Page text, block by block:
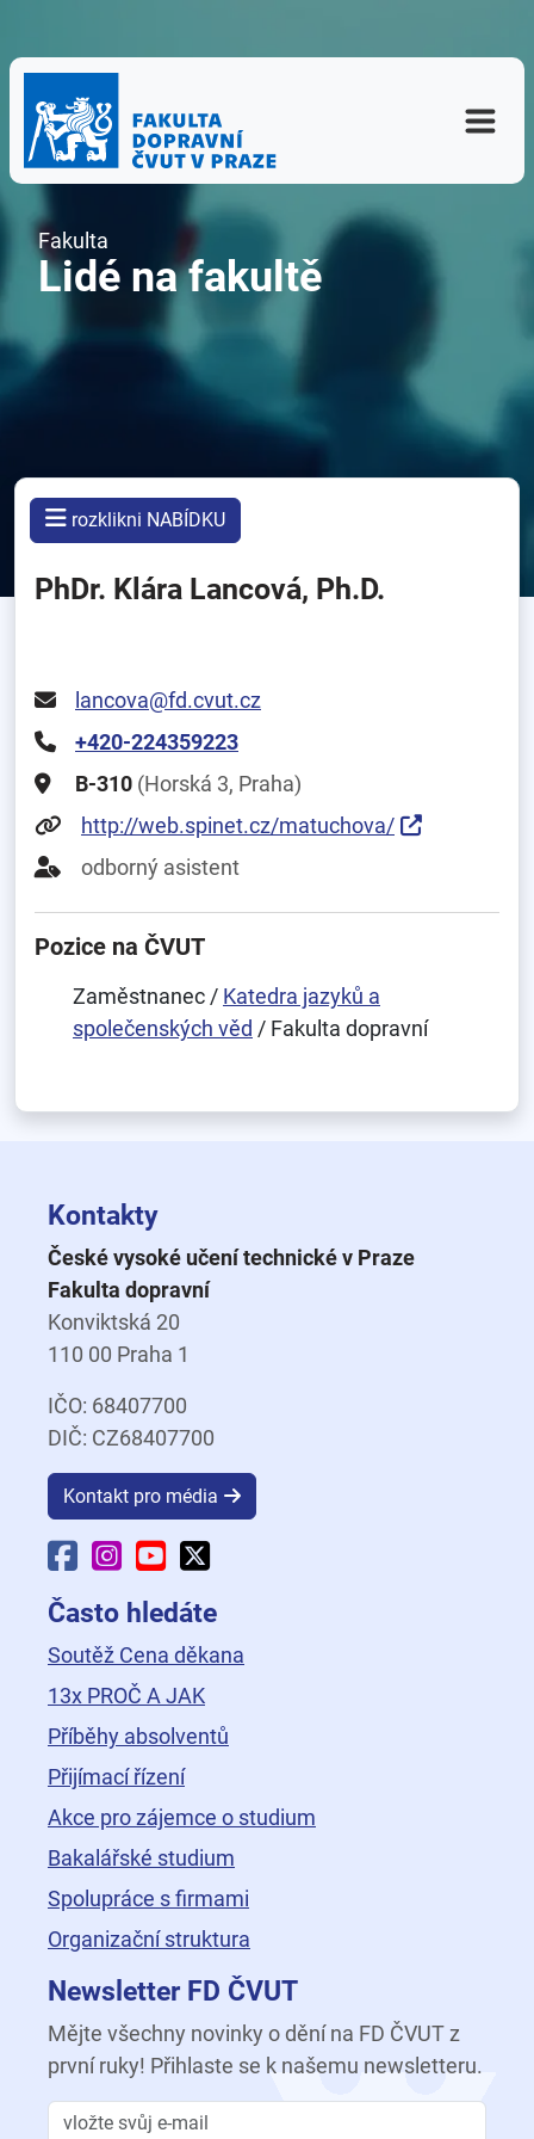
Fakulta
Lidé na fakultě
rozklikni NABÍDKU
PhDr. Klára Lancová, Ph.D.
lancova@fd.cvut.cz
+420-224359223
B-310 (Horská 3, Praha)
http://web.spinet.cz/matuchova/
odborný asistent
Pozice na ČVUT
Zaměstnanec / Katedra jazyků a
společenských věd / Fakulta dopravní
Kontakty
České vysoké učení technické v Praze
Fakulta dopravní
Konviktská 20
110 00 Praha 1
IČO: 68407700
DIČ: CZ68407700
Kontakt pro média
Facebook Fakulty dopravní
Instagram Fakulty dopravní
YouTube Fakulty dopravní
Často hledáte
Soutěž Cena děkana
13x PROČ A JAK
Příběhy absolventů
Přijímací řízení
Akce pro zájemce o studium
Bakalářské studium
Spolupráce s firmami
Organizační struktura
Newsletter FD ČVUT
Mějte všechny novinky o dění na FD ČVUT z
první ruky! Přihlaste se k našemu newsletteru.